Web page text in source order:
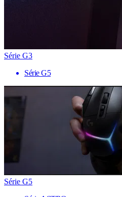
Série G3
Série G5
Série G5